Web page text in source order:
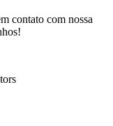
contato com nossa